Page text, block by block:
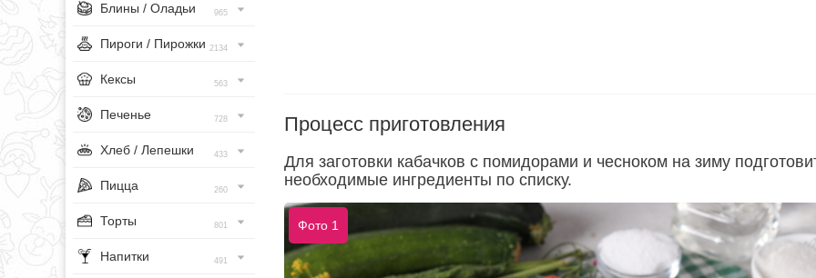
Блины / Оладьи 965
Пироги / Пирожки 2134
Кексы 563
Печенье 728
Хлеб / Лепешки 433
Пицца 260
Торты 801
Напитки 491
Процесс приготовления
Для заготовки кабачков с помидорами и чесноком на зиму
необходимые ингредиенты по списку.
Фото 1